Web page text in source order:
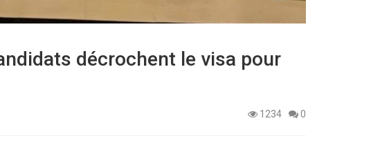
décrochent le visa pour
1234 0